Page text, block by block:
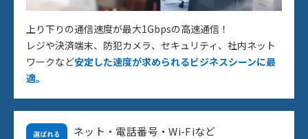
上り下りの通信速度が最大1Gbpsの高速通信！
レジや決済端末、防犯カメラ、セキュリティ、社内ネット
ワークなど安定した速度が求められるビジネスシーンに最
適。
ネット・電話番号・Wi-Fiなど